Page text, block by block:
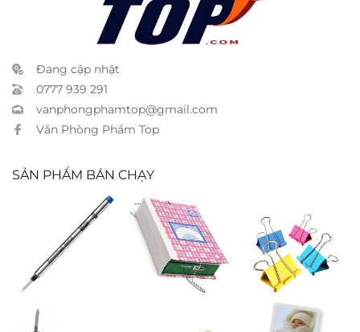
Đang cập nhật
0777 939 291
vanphongphamtop@gmail.com
Văn Phòng Phẩm Top
SẢN PHẨM BÁN CHẠY
Ruột bút
Montblanc
rollerball M
Bìa 3 dây 10cm Kẹp màu 19mm